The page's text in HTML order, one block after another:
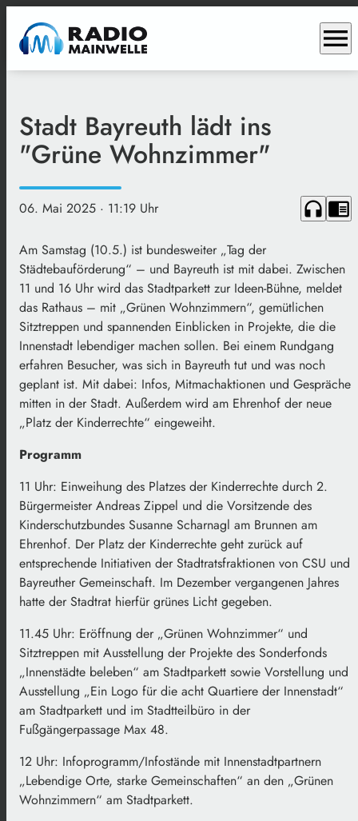
menu
Stadt Bayreuth lädt ins
"Grüne Wohnzimmer"
06. Mai 2025 · 11:19 Uhr headphones chrome_reader_mode
Am Samstag (10.5.) ist bundesweiter „Tag der
Städtebauförderung“ – und Bayreuth ist mit dabei. Zwischen
11 und 16 Uhr wird das Stadtparkett zur Ideen-Bühne, meldet
das Rathaus – mit „Grünen Wohnzimmern“, gemütlichen
Sitztreppen und spannenden Einblicken in Projekte, die die
Innenstadt lebendiger machen sollen. Bei einem Rundgang
erfahren Besucher, was sich in Bayreuth tut und was noch
geplant ist. Mit dabei: Infos, Mitmachaktionen und Gespräche
mitten in der Stadt. Außerdem wird am Ehrenhof der neue
„Platz der Kinderrechte“ eingeweiht.
Programm
11 Uhr: Einweihung des Platzes der Kinderrechte durch 2.
Bürgermeister Andreas Zippel und die Vorsitzende des
Kinderschutzbundes Susanne Scharnagl am Brunnen am
Ehrenhof. Der Platz der Kinderrechte geht zurück auf
entsprechende Initiativen der Stadtratsfraktionen von CSU und
Bayreuther Gemeinschaft. Im Dezember vergangenen Jahres
hatte der Stadtrat hierfür grünes Licht gegeben.
11.45 Uhr: Eröffnung der „Grünen Wohnzimmer“ und
Sitztreppen mit Ausstellung der Projekte des Sonderfonds
„Innenstädte beleben“ am Stadtparkett sowie Vorstellung und
Ausstellung „Ein Logo für die acht Quartiere der Innenstadt“
am Stadtparkett und im Stadtteilbüro in der
Fußgängerpassage Max 48.
12 Uhr: Infoprogramm/Infostände mit Innenstadtpartnern
„Lebendige Orte, starke Gemeinschaften“ an den „Grünen
Wohnzimmern“ am Stadtparkett.